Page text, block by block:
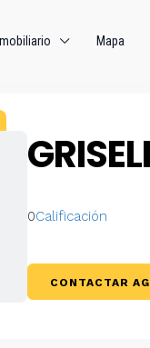
Mapa
0Calificación
CONTACTAR